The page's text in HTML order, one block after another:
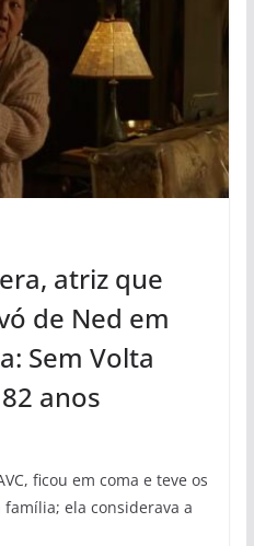
atriz que
de Ned em
Sem Volta
anos
ficou em coma e teve os
ela considerava a